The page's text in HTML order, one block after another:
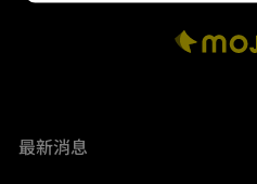
最新消息